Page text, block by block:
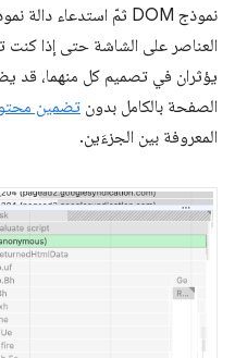
يؤثران في تصميم كل منهما، قد
الصفحة بالكامل بدون تضمين
المعروفة بين الجزءَين.